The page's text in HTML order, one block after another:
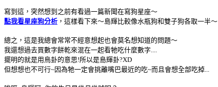
寫到這，突然想到之前有看過一篇新聞在寫狗星座～
點我看星座狗分析 ，這樣看下來～島輝比較像水瓶狗和雙子狗各取一半～
總之，這是我總會常常不經意想起也會莫名想知道的問題～
我還想過去買數字餅乾來混在一起看牠吃什麼數字....
擺明的就是用鳥卦的意思!所以是島輝卦?XD
但想想也不可行~因為牠一定會挑離嘴巴最近的吃~而且會想全部吃掉...